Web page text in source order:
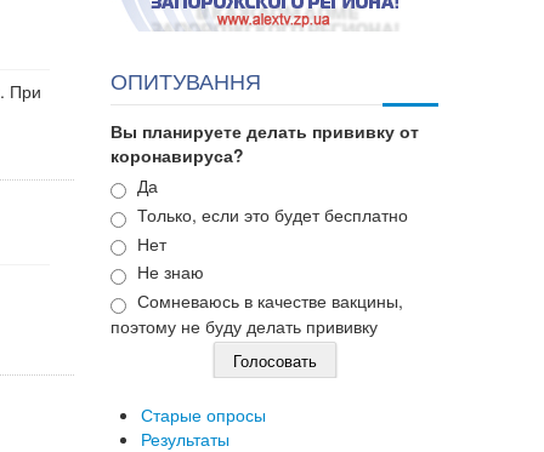
При ОПИТУВАННЯ
Вы планируете делать прививку от
коронавируса?
Варианты
Да
Только, если это будет бесплатно
Нет
Не знаю
Сомневаюсь в качестве вакцины,
поэтому не буду делать прививку
Старые опросы
Результаты